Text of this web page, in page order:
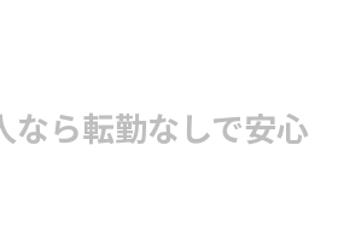
なら転勤なしで安心